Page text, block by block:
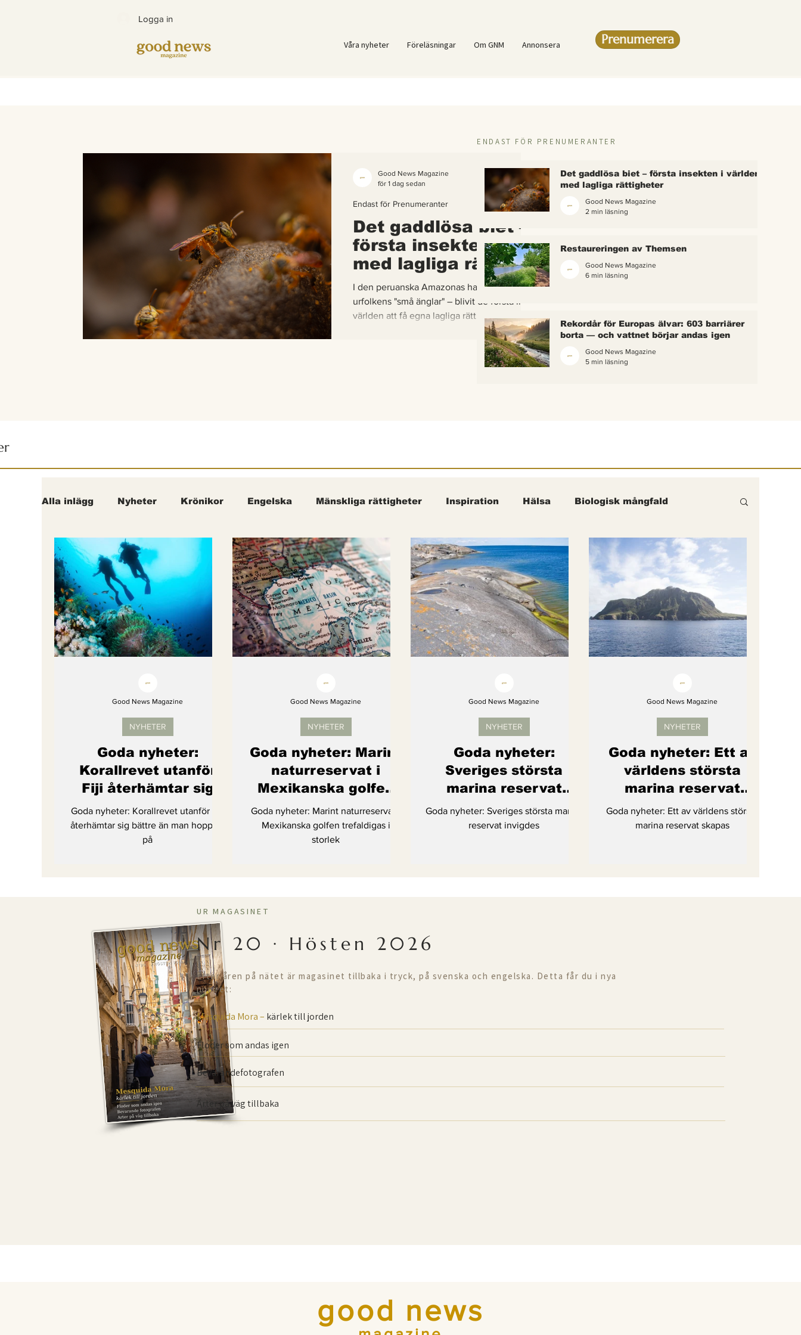
Logga in
Våra nyheter Föreläsningar Om GNM Annonsera Prenumerera
Det gaddlösa biet –
första insekten i världen
med lagliga rättigheter
I den peruanska Amazonas har de gaddlösa bina –
urfolkens "små änglar" – blivit de första insekterna i
världen att få egna lagliga rättigheter. En berättelse
om hur vetenskap, urfolkskunskap och juridik gick
samman för att skydda regnskogens minsta
Endast för Prenumeranter
Good News Magazine
för 1 dag sedan
ENDAST FÖR PRENUMERANTER
Det gaddlösa biet – första insekten i världen
med lagliga rättigheter
Good News Magazine
2 min läsning
Restaureringen av Themsen
Good News Magazine
6 min läsning
Rekordår för Europas älvar: 603 barriärer
borta — och vattnet börjar andas igen
Good News Magazine
5 min läsning
Alla inlägg Nyheter Krönikor Engelska Mänskliga rättigheter Inspiration Hälsa Biologisk mångfald
Bättre värld Djurens rättigheter Kvinnors rättigheter Klimatmål Förnybar energi Artikel Barns rättigheter
fredligare värld Kände du till.... Erbjudanden Videoklipp Framsteg Arter som återhämtar sig
Endast för Prenumeranter
Goda nyheter:
Korallrevet utanför
Fiji återhämtar sig
Goda nyheter: Korallrevet utanför Fiji
återhämtar sig bättre än man hoppats
på
NYHETER
Good News Magazine
Goda nyheter: Marint
naturreservat i
Mexikanska golfen
trefaldigas i storlek
Goda nyheter: Marint naturreservat i
Mexikanska golfen trefaldigas i
storlek
NYHETER
Good News Magazine
Goda nyheter:
Sveriges största
marina reservat
invigdes
Goda nyheter: Sveriges största marina
reservat invigdes
NYHETER
Good News Magazine
Goda nyheter: Ett av
världens största
marina reservat
skapas
Goda nyheter: Ett av världens största
marina reservat skapas
NYHETER
Good News Magazine
UR MAGASINET
Nr 20 · Hösten 2026
Efter åren på nätet är magasinet tillbaka i tryck, på svenska och engelska. Detta får du i nya
numret:
Mesquida Mora – kärlek till jorden
Floder som andas igen
Bevarande­fotografen
Arter på väg tillbaka
good news